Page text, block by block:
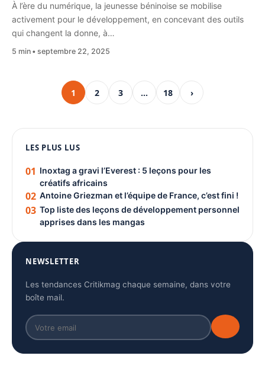
À l’ère du numérique, la jeunesse béninoise se mobilise
activement pour le développement, en concevant des outils
qui changent la donne, à…
5 min septembre 22, 2025
1 2 3 … 18 ›
PUBLICITÉ
LES PLUS LUS
01 Inoxtag a gravi l’Everest : 5 leçons pour les
créatifs africains
02 Antoine Griezman et l’équipe de France, c’est fini !
03 Top liste des leçons de développement personnel
apprises dans les mangas
NEWSLETTER
Les tendances Critikmag chaque semaine, dans votre
boîte mail.